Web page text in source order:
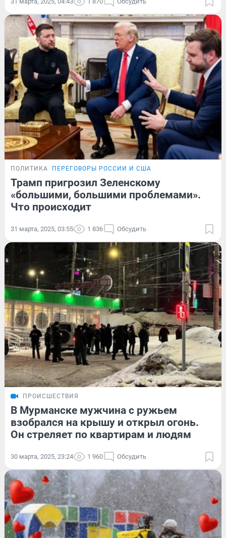
ПОЛИТИКА ПЕРЕГОВОРЫ РОССИИ И США
Трамп пригрозил Зеленскому
«большими, большими проблемами».
Что происходит
31 марта, 2025, 03:55 1 836 Обсудить
ПРОИСШЕСТВИЯ
В Мурманске мужчина с ружьем
взобрался на крышу и открыл огонь.
Он стреляет по квартирам и людям
30 марта, 2025, 23:24 1 960 Обсудить